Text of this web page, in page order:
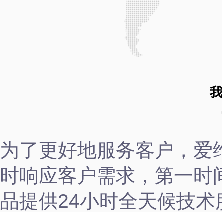
为了更好地服务客户，
时响应客户需求，第一
品提供24小时全天候技术